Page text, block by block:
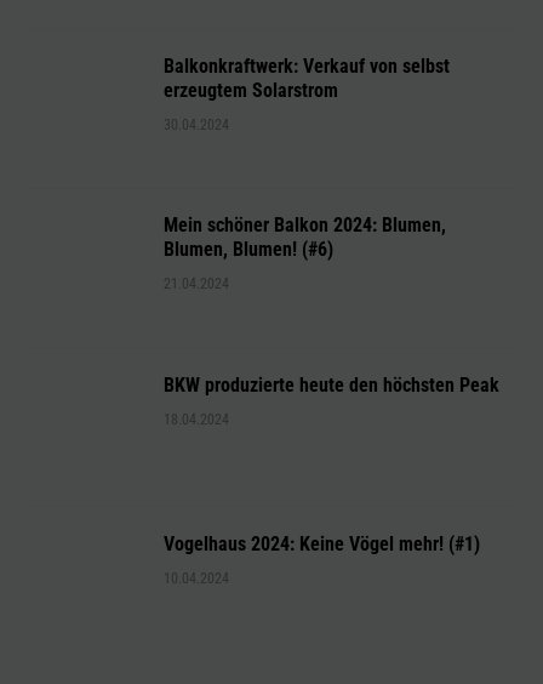
Balkonkraftwerk: Verkauf von selbst
erzeugtem Solarstrom
30.04.2024
Mein schöner Balkon 2024: Blumen,
Blumen, Blumen! (#6)
21.04.2024
BKW produzierte heute den höchsten Peak
18.04.2024
Vogelhaus 2024: Keine Vögel mehr! (#1)
10.04.2024